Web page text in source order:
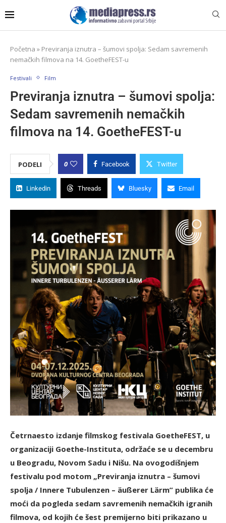
Početna » Previranja iznutra – šumovi spolja: Sedam savremenih
nemačkih filmova na 14. GoetheFEST-u
Festivali Film
Previranja iznutra – šumovi spolja:
Sedam savremenih nemačkih
filmova na 14. GoetheFEST-u
PODELI 0 Facebook Twitter
Linkedin Threads Bluesky Email
Četrnaesto izdanje filmskog festivala GoetheFEST, u
organizaciji Goethe-Instituta, održaće se u decembru
u Beogradu, Novom Sadu i Nišu. Na ovogodišnjem
festivalu pod motom „Previranja iznutra – šumovi
spolja / Innere Tubulenzen – äußerer Lärm” publika će
moći da pogleda sedam savremenih nemačkih igranih
filmova, od kojih će šest premijerno biti prikazano u